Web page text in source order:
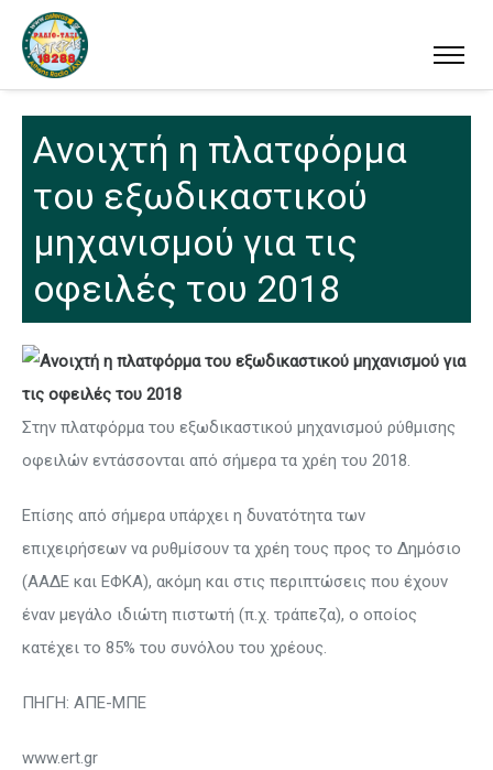
Ανοιχτή η πλατφόρμα
του εξωδικαστικού
μηχανισμού για τις
οφειλές του 2018
Στην πλατφόρμα του εξωδικαστικού μηχανισμού ρύθμισης
οφειλών εντάσσονται από σήμερα τα χρέη του 2018.
Επίσης από σήμερα υπάρχει η δυνατότητα των
επιχειρήσεων να ρυθμίσουν τα χρέη τους προς το Δημόσιο
(ΑΑΔΕ και ΕΦΚΑ), ακόμη και στις περιπτώσεις που έχουν
έναν μεγάλο ιδιώτη πιστωτή (π.χ. τράπεζα), ο οποίος
κατέχει το 85% του συνόλου του χρέους.
ΠΗΓΗ: ΑΠΕ-ΜΠΕ
www.ert.gr